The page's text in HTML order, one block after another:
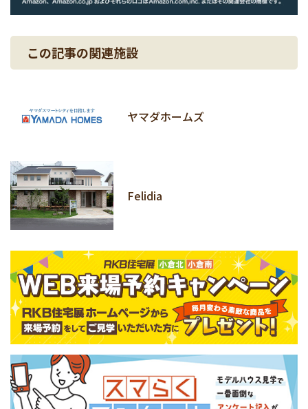
この記事の関連施設
ヤマダホームズ
Felidia